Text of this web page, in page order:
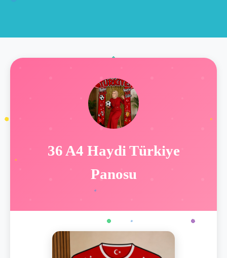
36 A4 Haydi Türkiye
Panosu